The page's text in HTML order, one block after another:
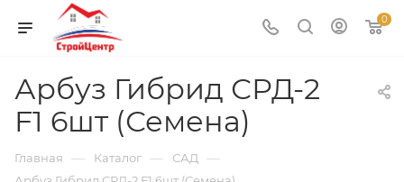
0
Арбуз Гибрид СРД-2
F1 6шт (Семена)
Главная — Каталог — САД —